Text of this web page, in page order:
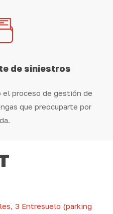
de siniestros
el proceso de gestión de
que preocuparte por
3 Entresuelo (parking